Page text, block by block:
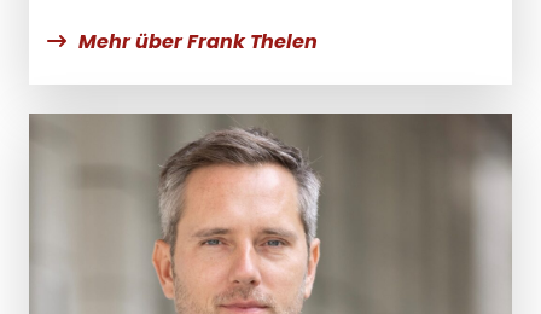
Mehr über Frank Thelen